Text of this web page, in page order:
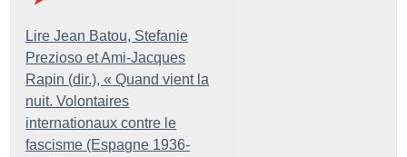
Lire Jean Batou, Stefanie
Prezioso et Ami-Jacques
Rapin (dir.), « Quand vient la
nuit. Volontaires
internationaux contre le
fascisme (Espagne 1936-